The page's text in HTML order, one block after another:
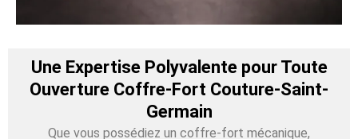
Une Expertise Polyvalente pour Toute
Ouverture Coffre-Fort Couture-Saint-
Germain
Que vous possédiez un coffre-fort mécanique,